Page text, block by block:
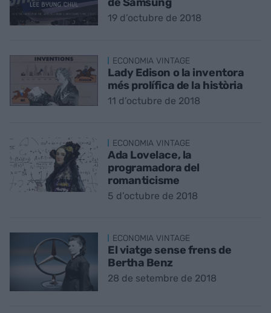
19 d’octubre de 2018
ECONOMIA VINTAGE
Lady Edison o la inventora
més prolífica de la història
11 d’octubre de 2018
ECONOMIA VINTAGE
Ada Lovelace, la
programadora del
romanticisme
5 d’octubre de 2018
ECONOMIA VINTAGE
El viatge sense frens de
Bertha Benz
28 de setembre de 2018